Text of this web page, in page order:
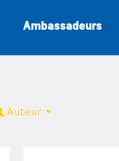
Ambassadeurs
Auteur